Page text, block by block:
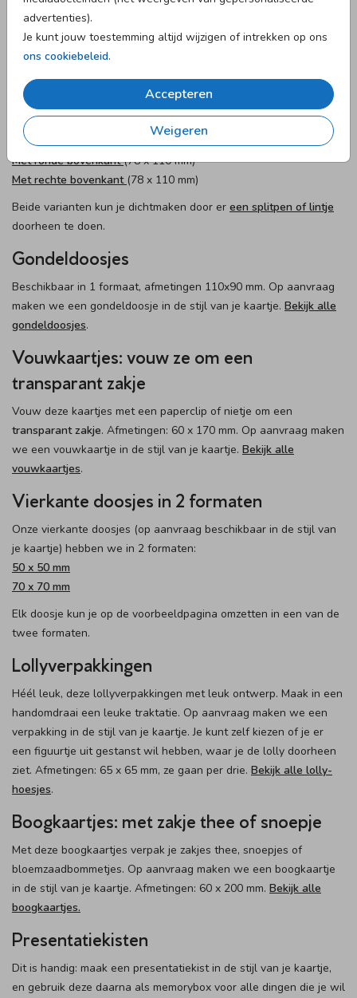
advertenties).
Je kunt jouw toestemming altijd wijzigen of intrekken op ons
ons cookiebeleid.
Accepteren
Weigeren
Bevestigingsmateriaal
We hebbenallerlei verschillende materialen om de labeltjes aan
je traktatie vast te maken.
Tentkaart-snoepzakjes: formaten
De kleine tentkaartjes hebben we in twee varianten:
Met ronde bovenkant (78 x 110 mm)
Met rechte bovenkant (78 x 110 mm)
Beide varianten kun je dichtmaken door er een splitpen of lintje
doorheen te doen.
Gondeldoosjes
Beschikbaar in 1 formaat, afmetingen 110x90 mm. Op aanvraag
maken we een gondeldoosje in de stijl van je kaartje. Bekijk alle
gondeldoosjes.
Vouwkaartjes: vouw ze om een
transparant zakje
Vouw deze kaartjes met een paperclip of nietje om een
transparant zakje. Afmetingen: 60 x 170 mm. Op aanvraag maken
we een vouwkaartje in de stijl van je kaartje. Bekijk alle
vouwkaartjes.
Vierkante doosjes in 2 formaten
Onze vierkante doosjes (op aanvraag beschikbaar in de stijl van
je kaartje) hebben we in 2 formaten:
50 x 50 mm
70 x 70 mm
Elk doosje kun je op de voorbeeldpagina omzetten in een van de
twee formaten.
Lollyverpakkingen
Héél leuk, deze lollyverpakkingen met leuk ontwerp. Maak in een
handomdraai een leuke traktatie. Op aanvraag maken we een
verpakking in de stijl van je kaartje. Je kunt zelf kiezen of je er
een figuurtje uit gestanst wil hebben, waar je de lolly doorheen
ziet. Afmetingen: 65 x 65 mm, ze gaan per drie. Bekijk alle lolly-
hoesjes.
Boogkaartjes: met zakje thee of snoepje
Met deze boogkaartjes verpak je zakjes thee, snoepjes of
bloemzaadbommetjes. Op aanvraag maken we een boogkaartje
in de stijl van je kaartje. Afmetingen: 60 x 200 mm. Bekijk alle
boogkaartjes.
Presentatiekisten
Dit is handig: maak een presentatiekist in de stijl van je kaartje,
en gebruik deze daarna als memorybox voor alle dingen die je wil